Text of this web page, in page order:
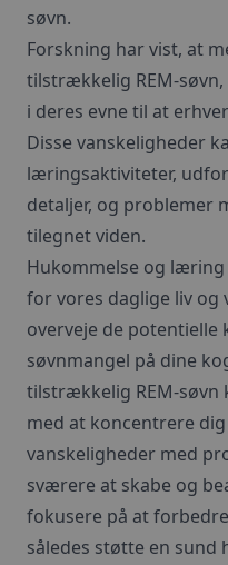
søvn.
Forskning har vist, at
tilstrækkelig REM-
i deres evne til at
Disse vanskeligheder
læringsaktiviteter,
detaljer, og problemer
tilegnet viden.
Hukommelse og
for vores daglige liv
overveje de potentielle
søvnmangel på dine
tilstrækkelig REM-søvn
med at koncentrere
vanskeligheder med
sværere at skabe og
fokusere på at
således støtte en sund